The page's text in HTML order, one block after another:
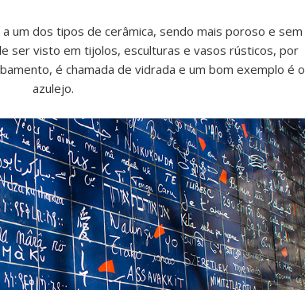
um dos tipos de cerâmica, sendo mais poroso e sem
ser visto em tijolos, esculturas e vasos rústicos, por
é chamada de vidrada e um bom exemplo é o
azulejo.